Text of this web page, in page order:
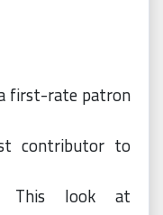
first-rate patron
contributor to
This look at